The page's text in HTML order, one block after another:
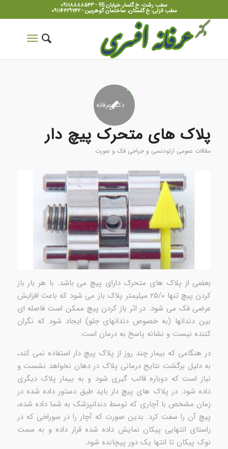
مطب رشت: خ گلسار.خیابان 95 - ۰۹۱۱۸۸۸۸۵۴۳
مطب انزلی: خ گلستان، ساختمان گوهربین - ۰۹۱۱۴۶۲۹۷۴۲
پلاک های متحرک پیچ دار
مقالات عمومی ارتودنسی و جراحی فک و صورت
بعضی از پلاک های متحرک دارای پیچ می باشد. با هر بار باز
کردن پیچ تنها ۲۵/۰ میلیمتر پلاک باز می شود که باعث افزایش
عرضی فک می شود. در اثر باز کردن پیچ ممکن است فاصله ای
بین دندانها (به خصوص دندانهای جلو) ایجاد شود که نگران
کننده نیست و نشانه پاسخ به درمان است.
در هنگامی که بیمار چند روز از پلاک پیچ دار استفاده نمی کند،
به دلیل برگشت نتایج درمانی پلاک در دهان نخواهد نشست و
نیاز است که دوباره قالب گیری شود و به بیمار پلاک دیگری
داده شود. در پلاک های پیچ دار باید طبق دستور داده شده در
زمان مشخص با آچاری که توسط دندانپزشک به شما داده شده،
پیچ آن را سفت کرد. بدین صورت که آچار را در سوراخی که در
راستای انتهایی پیکان نمایش داده شده قرار داده و به سمت
نوک پیکان تا انتها یک دور پیچانده شود.